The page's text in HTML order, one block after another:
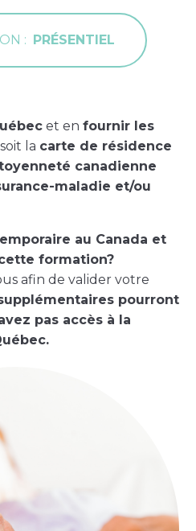
PRÉSENTIEL
et en fournir les
soit la carte de résidence
canadienne
maladie et/ou
au Canada et
formation?
afin de valider votre
pourront
pas accès à la